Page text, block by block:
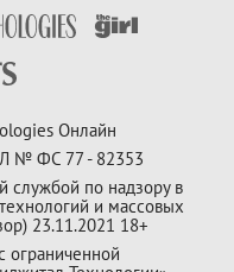
Онлайн
№ ФС 77 - 82353
службой по надзору в
и массовых
23.11.2021 18+
ограниченной